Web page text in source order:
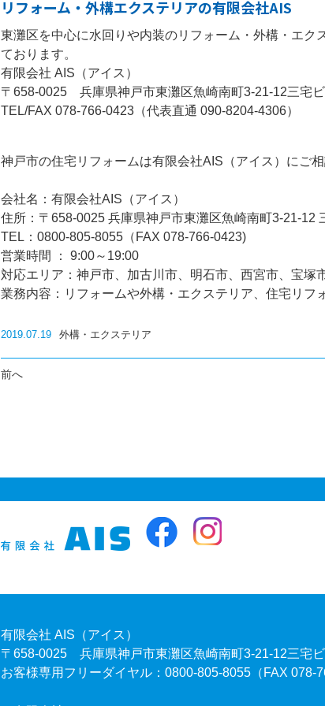
リフォーム・外構エクステリアの有限会社AIS
東灘区を中心に水回りや内装のリフォーム・外構・エ
ております。
有限会社 AIS（アイス）
〒658-0025 兵庫県神戸市東灘区魚崎南町3-21-12三宅
TEL/FAX 078-766-0423（代表直通 090-8204-4306）
神戸市の住宅リフォームは有限会社AIS（アイス）にご相
会社名：有限会社AIS（アイス）
住所：〒658-0025 兵庫県神戸市東灘区魚崎南町3-21-12
TEL：0800-805-8055（FAX 078-766-0423)
営業時間 ： 9:00～19:00
対応エリア：神戸市、加古川市、明石市、西宮市、宝塚
業務内容：リフォームや外構・エクステリア、住宅リフ
2019.07.19 外構・エクステリア
前へ
有限会社 AIS（アイス）
〒658-0025 兵庫県神戸市東灘区魚崎南町3-21-12三宅
お客様専用フリーダイヤル：0800-805-8055（FAX 078-